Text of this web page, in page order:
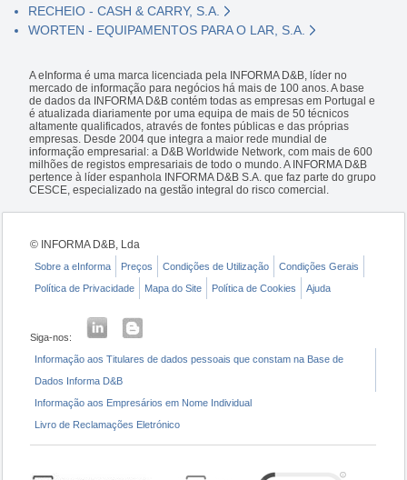
RECHEIO - CASH & CARRY, S.A.
WORTEN - EQUIPAMENTOS PARA O LAR, S.A.
A eInforma é uma marca licenciada pela INFORMA D&B, líder no
mercado de informação para negócios há mais de 100 anos. A base
de dados da INFORMA D&B contém todas as empresas em Portugal e
é atualizada diariamente por uma equipa de mais de 50 técnicos
altamente qualificados, através de fontes públicas e das próprias
empresas. Desde 2004 que integra a maior rede mundial de
informação empresarial: a D&B Worldwide Network, com mais de 600
milhões de registos empresariais de todo o mundo. A INFORMA D&B
pertence à líder espanhola INFORMA D&B S.A. que faz parte do grupo
CESCE, especializado na gestão integral do risco comercial.
© INFORMA D&B, Lda
Sobre a eInforma Preços Condições de Utilização
Condições Gerais
Política de Privacidade
Mapa do Site Política de Cookies Ajuda
Siga-nos:
Informação aos Titulares de dados pessoais que constam na Base de
Dados Informa D&B
Informação aos Empresários em Nome Individual
Livro de Reclamações Eletrónico